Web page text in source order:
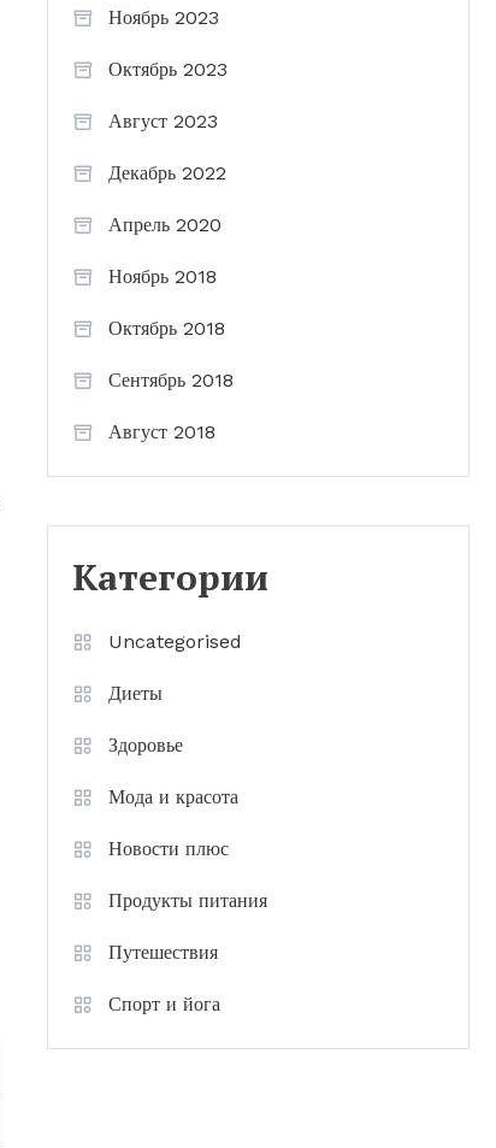
Ноябрь 2023
Октябрь 2023
Август 2023
Декабрь 2022
Апрель 2020
Ноябрь 2018
Октябрь 2018
Сентябрь 2018
Август 2018
Категории
Uncategorised
Диеты
Здоровье
Мода и красота
Новости плюс
Продукты питания
Путешествия
Спорт и йога